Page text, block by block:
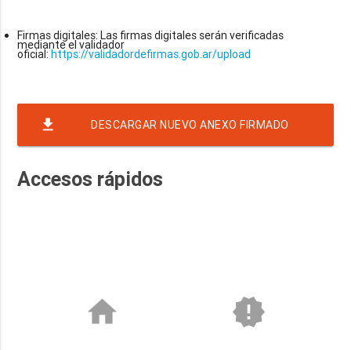
Firmas digitales: Las firmas digitales serán verificadas
mediante el validador
oficial:https://validadordefirmas.gob.ar/upload
file_download DESCARGAR NUEVO ANEXO FIRMADO
Accesos rápidos
home new_releases